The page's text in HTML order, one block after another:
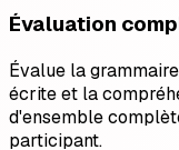
Évaluation
Évalue la
écrite et la
d'ensemble
participant.